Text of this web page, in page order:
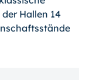
Hallen 14